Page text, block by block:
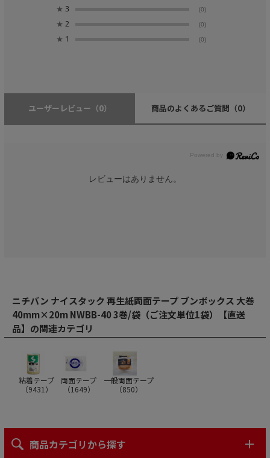
★ 3 (0)
★ 2 (0)
★ 1 (0)
ユーザーレビュー （0） 商品のよくあるご質問 （0）
レビューはありません。
ニチバン ナイスタック 再生紙両面テープ ブンボックス 大巻
40mm×20m NWBB-40 3巻/袋（ご注文単位1袋）【直送
品】の関連カテゴリ
粘着テープ
（9431 ）
両面テープ
（1649）
一般両面テープ
（850）
商品カテゴリから探す